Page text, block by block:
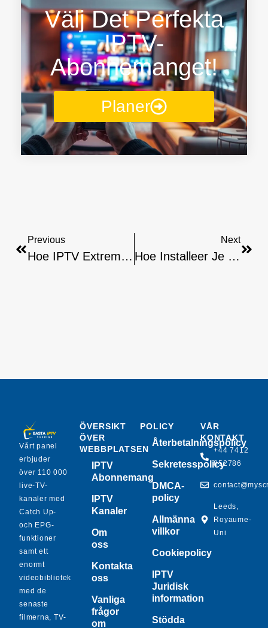
Välj Det Perfekta
IPTV-
Abonnemanget!
Planer
Previous
Hoe IPTV Extreme Te Installeren Op Samsung Smart TV
Next
Hoe Installeer Je M3u IPTV Op Samsung Smart TV: Handleiding
Vårt panel
erbjuder
över 110 000
live-TV-
kanaler med
Catch Up-
och EPG-
funktioner
samt ett
enormt
videobibliotek
med de
senaste
filmerna, TV-
ÖVERSIKT
ÖVER
WEBBPLATSEN
IPTV
Abonnemang
IPTV
Kanaler
Om
oss
Kontakta
oss
Vanliga
frågor
om
POLICY
Återbetalningspolicy
Sekretesspolicy
DMCA-
policy
Allmänna
villkor
Cookiepolicy
IPTV
Juridisk
information
Stödda
VÅR
KONTAKT
+44 7412
852786
Leeds,
Royaume-
Uni